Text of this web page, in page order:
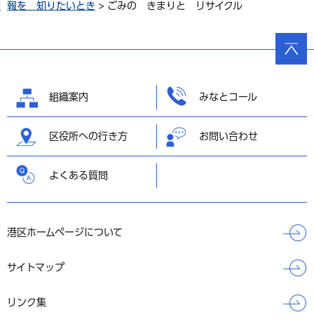
報を 知りたいとき > ごみの きまりと リサイクル
組織案内 みなとコール
区役所への行き方 お問い合わせ
よくある質問
港区ホームページについて
サイトマップ
リンク集
ページ
の先頭